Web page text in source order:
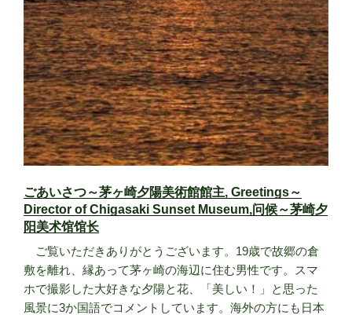
ごあいさつ～茅ヶ崎夕陽美術館館主, Greetings～
Director of Chigasaki Sunset Museum,问候～茅崎夕
阳美术馆馆长
ご覧いただきありがとうございます。19歳で故郷の倉
敷を離れ、縁あって茅ヶ崎の海辺に住む男性です。スマ
ホで撮影した大好きな夕陽と花、「美しい！」と思った
風景に3か国語でコメントしています。海外の方にも日本